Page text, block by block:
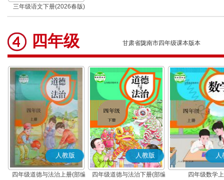
三年级语文下册(2026春版)
(部编版)
四年级 甘肃省陇南市四年级课本版本
人教版
四年级道德与法治上册(部编
人教版
四年级道德与法治下册(部编
人
四年级数学